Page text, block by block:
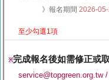
》報名期間 2026-
至少勾選1項
※完成報名後如需修正或
service@topgreen.org.tw